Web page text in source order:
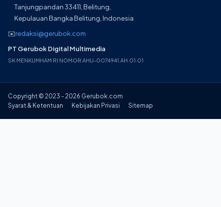
Tanjungpandan 33411, Belitung,
Kepulauan Bangka Belitung, Indonesia
✉️redaksi@gerubok.com
PT Gerubok Digital Multimedia
SK MENKUMHAM RI NOMOR AHU-0074941.AH.01.01
Copyright © 2023 - 2026 Gerubok.com
Syarat & Ketentuan
Kebijakan Privasi Sitemap